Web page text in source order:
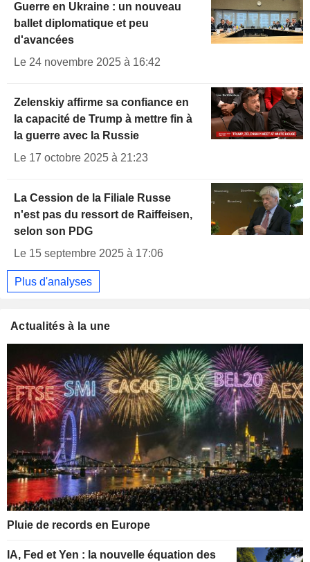
Guerre en Ukraine : un nouveau
ballet diplomatique et peu
d'avancées
Le 24 novembre 2025 à 16:42
Zelenskiy affirme sa confiance en
la capacité de Trump à mettre fin à
la guerre avec la Russie
Le 17 octobre 2025 à 21:23
La Cession de la Filiale Russe
n'est pas du ressort de Raiffeisen,
selon son PDG
Le 15 septembre 2025 à 17:06
Plus d'analyses
Actualités à la une
Pluie de records en Europe
IA, Fed et Yen : la nouvelle équation des